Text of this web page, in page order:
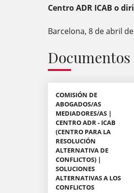
Centro ADR ICAB o
Barcelona, 8 de abril
Documentos
COMISIÓN DE
ABOGADOS/AS
MEDIADORES/AS |
CENTRO ADR - ICAB
(CENTRO PARA LA
RESOLUCIÓN
ALTERNATIVA DE
CONFLICTOS) |
SOLUCIONES
ALTERNATIVAS A LOS
CONFLICTOS